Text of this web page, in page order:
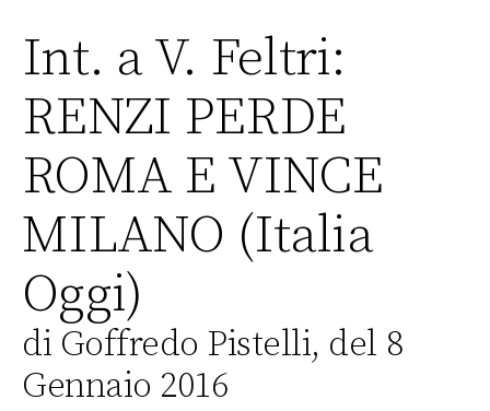
Int. a V. Feltri:
RENZI PERDE
ROMA E VINCE
MILANO (Italia
Oggi)
di Goffredo Pistelli, del 8
Gennaio 2016